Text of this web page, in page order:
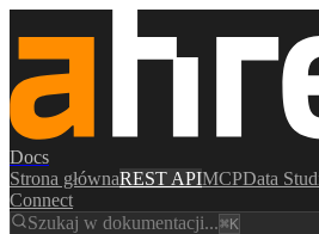
Docs
Strona głównaREST APIMCPData
Connect
Szukaj w dokumentacji...⌘K